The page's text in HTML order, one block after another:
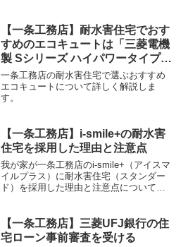
【一条工務店】耐水害住宅でおす
すめのエコキュートは「三菱電機
製 Sシリーズ ハイパワータイプ
460L」
一条工務店の耐水害住宅で選ぶおすすめ
エコキュートについて詳しく解説しま
す。
【一条工務店】i-smile+の耐水害
住宅を採用した理由と注意点
我が家が一条工務店のi-smile+（アイスマ
イルプラス）に耐水害住宅（スタンダー
ド）を採用した理由と注意点について詳
【一条工務店】三菱UFJ銀行の住
宅ローン事前審査を受ける